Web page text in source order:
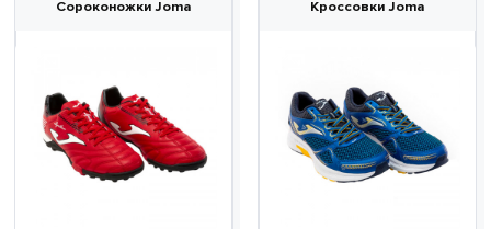
Сороконожки Joma Кроссовки Joma